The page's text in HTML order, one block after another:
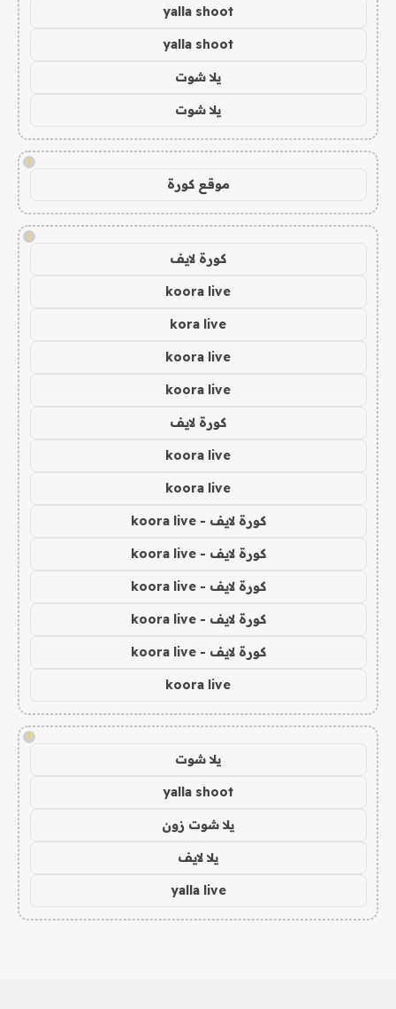
yalla shoot
yalla shoot
يلا شوت
يلا شوت
!
موقع كورة
!
كورة لايف
koora live
kora live
koora live
koora live
كورة لايف
koora live
koora live
كورة لايف - koora live
كورة لايف - koora live
كورة لايف - koora live
كورة لايف - koora live
كورة لايف - koora live
koora live
!
يلا شوت
yalla shoot
يلا شوت زون
يلا لايف
yalla live